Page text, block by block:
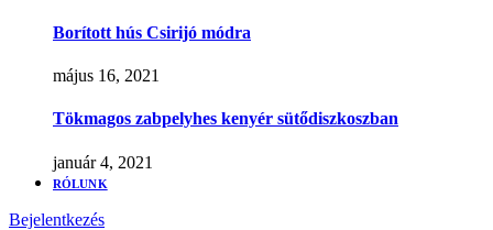
Borított hús Csirijó módra
május 16, 2021
Tökmagos zabpelyhes kenyér sütődiszkoszban
január 4, 2021
RÓLUNK
Bejelentkezés